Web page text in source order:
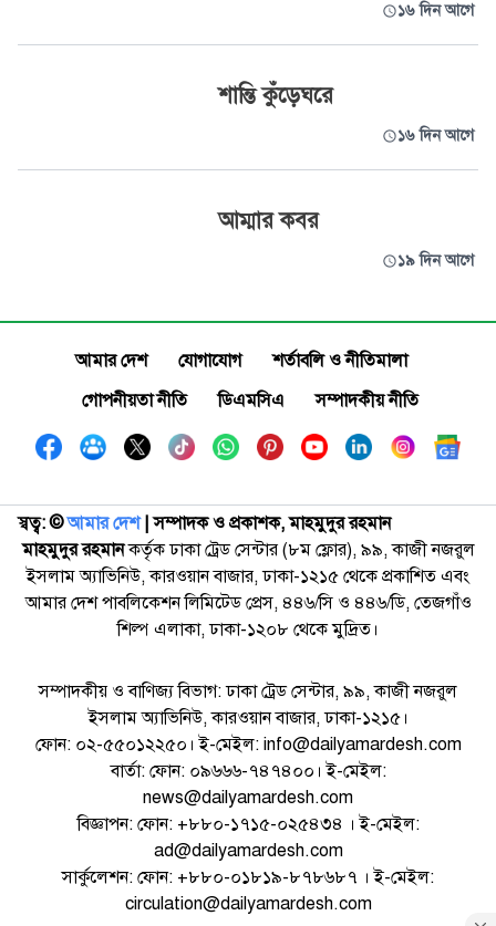
১৬ দিন আগে
শান্তি কুঁড়েঘরে
১৬ দিন আগে
আম্মার কবর
১৯ দিন আগে
আমার দেশ যোগাযোগ
শর্তাবলি ও নীতিমালা
গোপনীয়তা নীতি
ডিএমসিএ সম্পাদকীয় নীতি
স্বত্ব: ©️আমার দেশ| সম্পাদক ও প্রকাশক, মাহমুদুর রহমান
মাহমুদুর রহমানকর্তৃক ঢাকা ট্রেড সেন্টার (৮ম ফ্লোর), ৯৯, কাজী নজরুল
ইসলাম অ্যাভিনিউ, কারওয়ান বাজার, ঢাকা-১২১৫ থেকে প্রকাশিত এবং
আমার দেশ পাবলিকেশন লিমিটেড প্রেস, ৪৪৬/সি ও ৪৪৬/ডি, তেজগাঁও
শিল্প এলাকা, ঢাকা-১২০৮ থেকে মুদ্রিত।
সম্পাদকীয় ও বাণিজ্য বিভাগ: ঢাকা ট্রেড সেন্টার, ৯৯, কাজী নজরুল
ইসলাম অ্যাভিনিউ, কারওয়ান বাজার, ঢাকা-১২১৫।
ফোন: ০২-৫৫০১২২৫০। ই-মেইল: info@dailyamardesh.com
বার্তা: ফোন: ০৯৬৬৬-৭৪৭৪০০। ই-মেইল:
news@dailyamardesh.com
বিজ্ঞাপন: ফোন: +৮৮০-১৭১৫-০২৫৪৩৪ । ই-মেইল:
ad@dailyamardesh.com
সার্কুলেশন: ফোন: +৮৮০-০১৮১৯-৮৭৮৬৮৭ । ই-মেইল:
circulation@dailyamardesh.com